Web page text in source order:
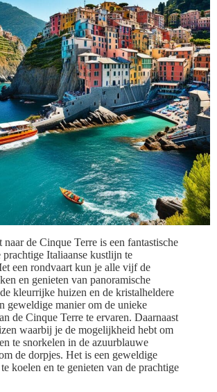
naar de Cinque Terre is een fantastische
prachtige Italiaanse kustlijn te
een rondvaart kun je alle vijf de
en genieten van panoramische
kleurrijke huizen en de kristalheldere
geweldige manier om de unieke
de Cinque Terre te ervaren. Daarnaast
waarbij je de mogelijkheid hebt om
te snorkelen in de azuurblauwe
de dorpjes. Het is een geweldige
koelen en te genieten van de prachtige